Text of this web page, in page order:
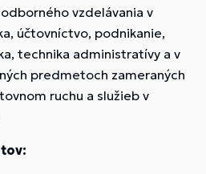
vzdelávania v
účtovníctvo, podnikanie,
technika administratívy a v
predmetoch zameraných
ruchu a služieb v